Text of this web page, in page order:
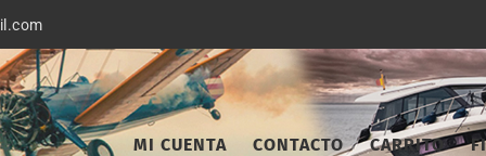
MI CUENTA CONTACTO CARRITO